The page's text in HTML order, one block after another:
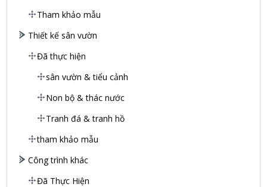
Tham khảo mẫu
Thiết kế sân vườn
Đã thực hiện
sân vườn & tiểu cảnh
Non bộ & thác nước
Tranh đá & tranh hồ
tham khảo mẫu
Công trình khác
Đã Thực Hiện